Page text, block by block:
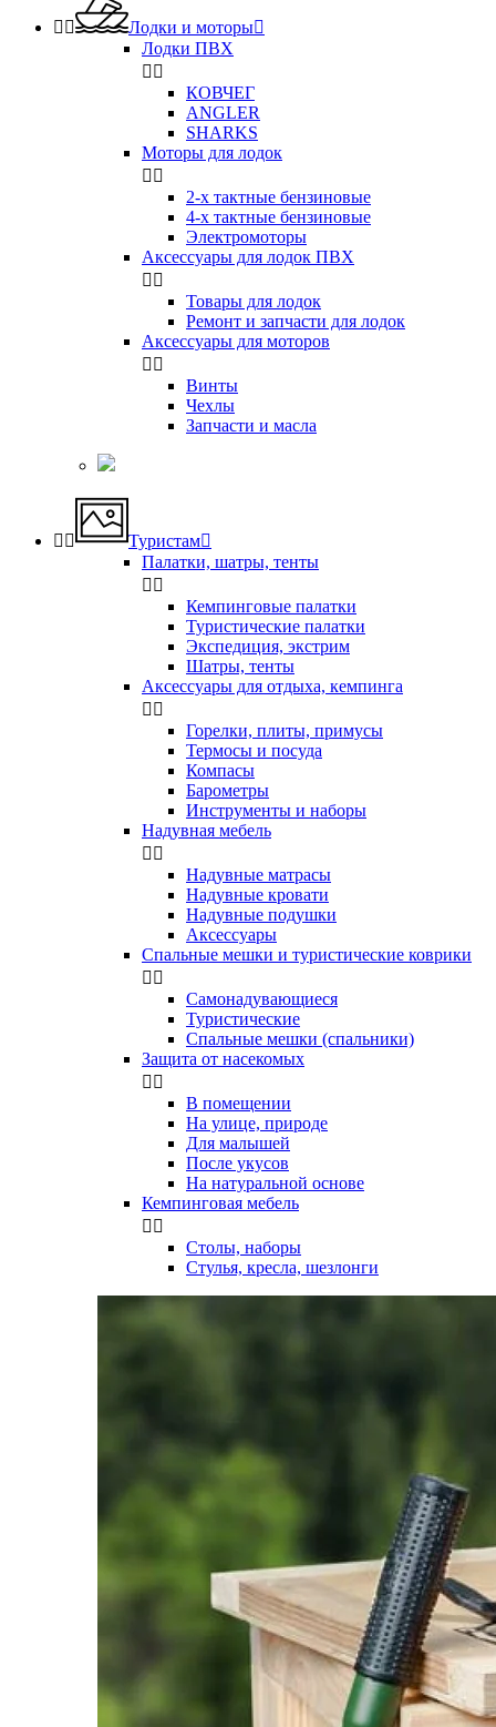
  Лодки и моторы
Лодки ПВХ
 
КОВЧЕГ
ANGLER
SHARKS
Моторы для лодок
 
2-х тактные бензиновые
4-х тактные бензиновые
Электромоторы
Аксессуары для лодок ПВХ
 
Товары для лодок
Ремонт и запчасти для лодок
Аксессуары для моторов
 
Винты
Чехлы
Запчасти и масла
  Туристам
Палатки, шатры, тенты
 
Кемпинговые палатки
Туристические палатки
Экспедиция, экстрим
Шатры, тенты
Аксессуары для отдыха, кемпинга
 
Горелки, плиты, примусы
Термосы и посуда
Компасы
Бapoмeтpы
Инструменты и наборы
Надувная мебель
 
Надувные матрасы
Надувные кровати
Надувные подушки
Аксессуары
Спальные мешки и туристические коврики
 
Самонадувающиеся
Туристические
Спальные мешки (спальники)
Защита от насекомых
 
В помещении
На улице, природе
Для малышей
После укусов
На натуральной основе
Кемпинговая мебель
 
Столы, наборы
Стулья, кресла, шезлонги